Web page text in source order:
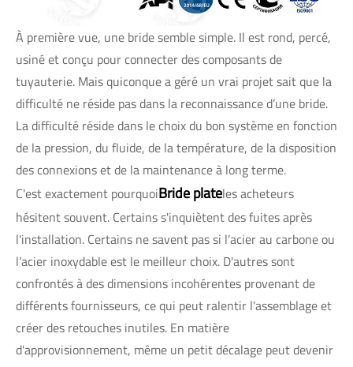
À première vue, une bride semble simple. Il est rond, percé,
usiné et conçu pour connecter des composants de
tuyauterie. Mais quiconque a géré un vrai projet sait que la
difficulté ne réside pas dans la reconnaissance d’une bride.
La difficulté réside dans le choix du bon système en fonction
de la pression, du fluide, de la température, de la disposition
des connexions et de la maintenance à long terme.
C'est exactement pourquoiBride plateles acheteurs
hésitent souvent. Certains s'inquiètent des fuites après
l'installation. Certains ne savent pas si l’acier au carbone ou
l’acier inoxydable est le meilleur choix. D'autres sont
confrontés à des dimensions incohérentes provenant de
différents fournisseurs, ce qui peut ralentir l'assemblage et
créer des retouches inutiles. En matière
d'approvisionnement, même un petit décalage peut devenir